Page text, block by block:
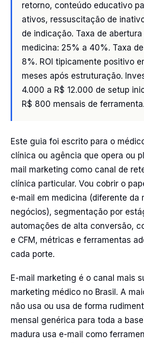
retorno, conteúdo educativo
ativos, ressuscitação de
de indicação. Taxa de
medicina: 25% a 40%. Taxa
8%. ROI tipicamente positivo
meses após estruturação.
4.000 a R$ 12.000 de setup
R$ 800 mensais de ferramenta.
Este guia foi escrito para o
clínica ou agência que opera ou
mail marketing como canal de
clínica particular. Vou cobrir o
e-mail em medicina (diferente da
negócios), segmentação por
automações de alta conversão,
e CFM, métricas e ferramentas
cada porte.
E-mail marketing é o canal mais
marketing médico no Brasil. A
não usa ou usa de forma
mensal genérica para toda a
madura usa e-mail como